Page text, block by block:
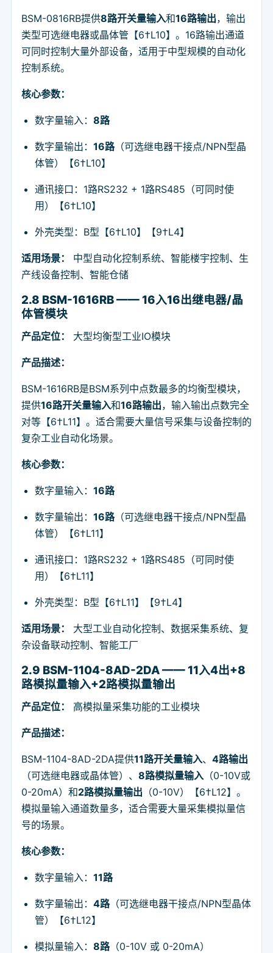
BSM-0816RB提供8路开关量输入和16路输出，输出
类型可选继电器或晶体管【6†L10】。16路输出通道
可同时控制大量外部设备，适用于中型规模的自动化
控制系统。
核心参数：
数字量输入：8路
数字量输出：16路（可选继电器干接点/NPN型晶
体管）【6†L10】
通讯接口：1路RS232 + 1路RS485（可同时使
用）【6†L10】
外壳类型：B型【6†L10】【9†L4】
适用场景：
中型自动化控制系统、智能楼宇控制、生
产线设备控制、智能仓储
2.8 BSM-1616RB —— 16入16出继电器/晶
体管模块
产品定位： 大型均衡型工业IO模块
产品描述：
BSM-1616RB是BSM系列中点数最多的均衡型模块，
提供16路开关量输入和16路输出，输入输出点数完全
对等【6†L11】。适合需要大量信号采集与设备控制的
复杂工业自动化场景。
核心参数：
数字量输入：16路
数字量输出：16路（可选继电器干接点/NPN型晶
体管）【6†L11】
通讯接口：1路RS232 + 1路RS485（可同时使
用）【6†L11】
外壳类型：B型【6†L11】【9†L4】
适用场景：
大型工业自动化控制、数据采集系统、复
杂设备联动控制、智能工厂
2.9 BSM-1104-8AD-2DA —— 11入4出+8
路模拟量输入+2路模拟量输出
产品定位： 高模拟量采集功能的工业模块
产品描述：
BSM-1104-8AD-2DA提供11路开关量输入、 4路输出
（可选继电器或晶体管）、 8路模拟量输入 （0-10V或
0-20mA）和2路模拟量输出 （0-10V）【6†L12】。
模拟量输入通道数量多，适合需要大量采集模拟量信
号的场景。
核心参数：
数字量输入：11路
数字量输出：4路（可选继电器干接点/NPN型晶体
管）【6†L12】
模拟量输入：8路（0-10V 或 0-20mA）